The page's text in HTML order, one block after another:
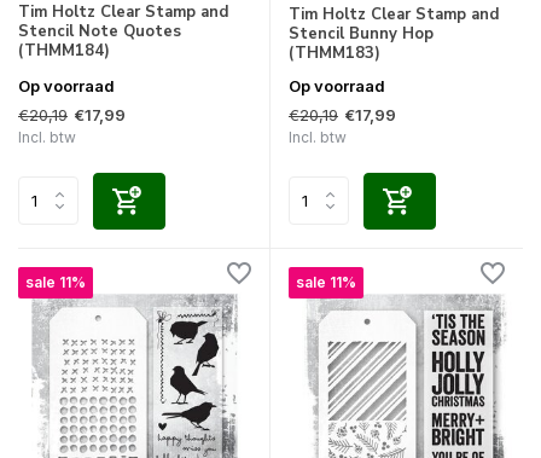
Tim Holtz Clear Stamp and
Stencil Note Quotes
(THMM184)
Op voorraad
€20,19 €17,99
Incl. btw
Tim Holtz Clear Stamp and
Stencil Bunny Hop
(THMM183)
Op voorraad
€20,19 €17,99
Incl. btw
sale 11% sale 11%